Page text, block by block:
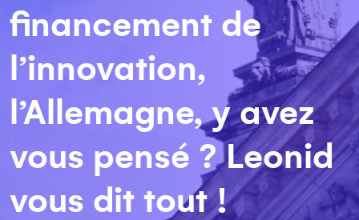
financement de
l’innovation,
l’Allemagne, y avez
vous pensé ? Leonid
vous dit tout !